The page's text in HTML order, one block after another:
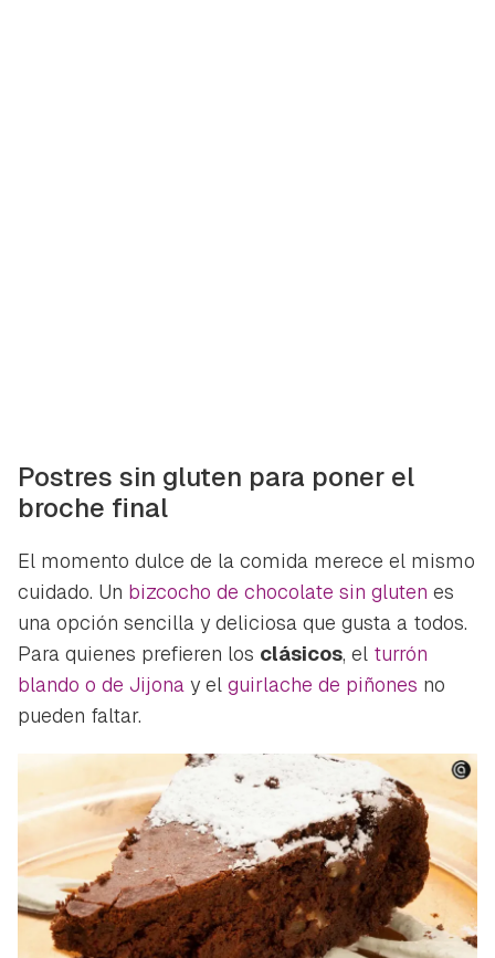
Postres sin gluten para poner el
broche final
El momento dulce de la comida merece el mismo
cuidado. Un bizcocho de chocolate sin gluten es
una opción sencilla y deliciosa que gusta a todos.
Para quienes prefieren los clásicos, el turrón
blando o de Jijona y el guirlache de piñones no
pueden faltar.